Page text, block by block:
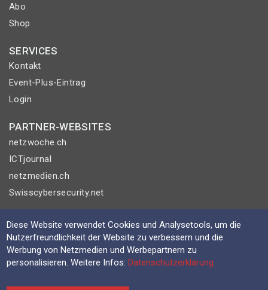
Abo
Shop
SERVICES
Kontakt
Event-Plus-Eintrag
Login
PARTNER-WEBSITES
netzwoche.ch
ICTjournal
netzmedien.ch
Swisscybersecurity.net
© NETZMEDIEN AG 2026
Impressum
AGB
Nutzungsbestimmungen
Datenschutzerklärung
Diese Website verwendet Cookies und Analysetools, um die
Nutzerfreundlichkeit der Website zu verbessern und die
Werbung von Netzmedien und Werbepartnern zu
personalisieren. Weitere Infos:Datenschutzerklärung